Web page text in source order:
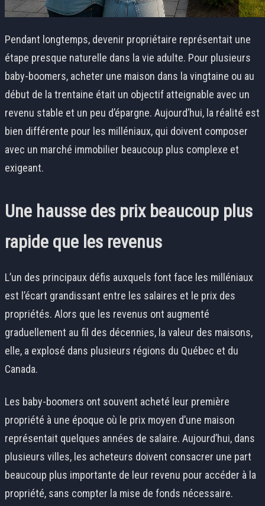
Pendant longtemps, devenir propriétaire représentait une
étape presque naturelle dans la vie adulte. Pour plusieurs
baby-boomers, acheter une maison dans la vingtaine ou au
début de la trentaine était un objectif atteignable avec un
revenu stable et un peu d’épargne. Aujourd’hui, la réalité est
bien différente pour les milléniaux, qui doivent composer
avec un marché immobilier beaucoup plus complexe et
exigeant.
Une hausse des prix beaucoup plus
rapide que les revenus
L’un des principaux défis auxquels font face les milléniaux
est l’écart grandissant entre les salaires et le prix des
propriétés. Alors que les revenus ont augmenté
graduellement au fil des décennies, la valeur des maisons,
elle, a explosé dans plusieurs régions du Québec et du
Canada.
Les baby-boomers ont souvent acheté leur première
propriété à une époque où le prix moyen d’une maison
représentait quelques années de salaire. Aujourd’hui, dans
plusieurs villes, les acheteurs doivent consacrer une part
beaucoup plus importante de leur revenu pour accéder à la
propriété, sans compter la mise de fonds nécessaire.